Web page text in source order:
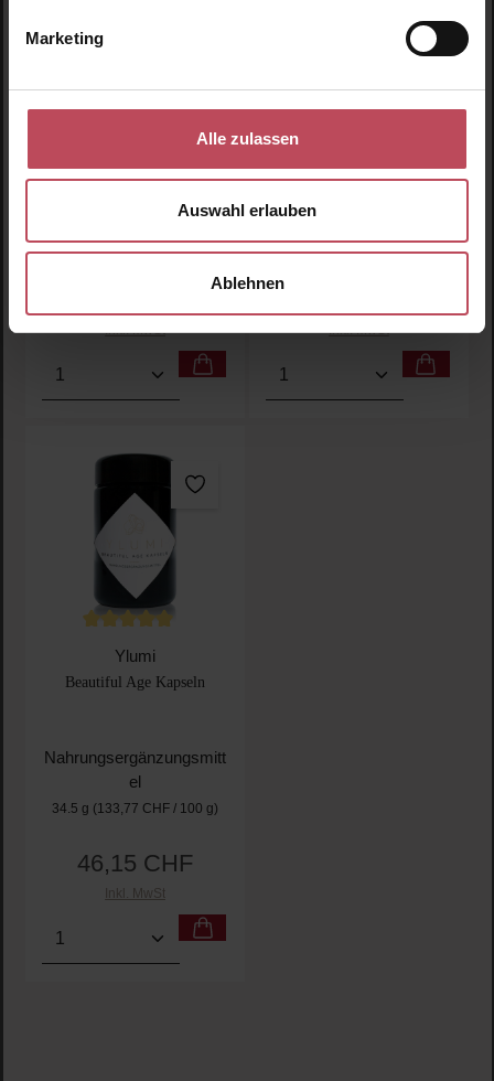
Marketing
Alle zulassen
Auswahl erlauben
Ablehnen
Ogaenics
Oilalala Skin Omega
Nahrungsergänzungsmitt
Inkl. MwSt
Produkt Anzahl: Gib den gewünschten Wert ein
Ogaenics
Body Guard Immunity
Nahrungsergänzungsmitt
Inkl. MwSt
Produkt Anzahl: Gib
Ylumi
Beautiful Age Kapseln
Nahrungsergänzungsmitt
el
34.5 g (133,77 CHF / 100 g)
Regulärer Preis:
46,15 CHF
Inkl. MwSt
Produkt Anzahl: Gib den gewünschten Wert ein